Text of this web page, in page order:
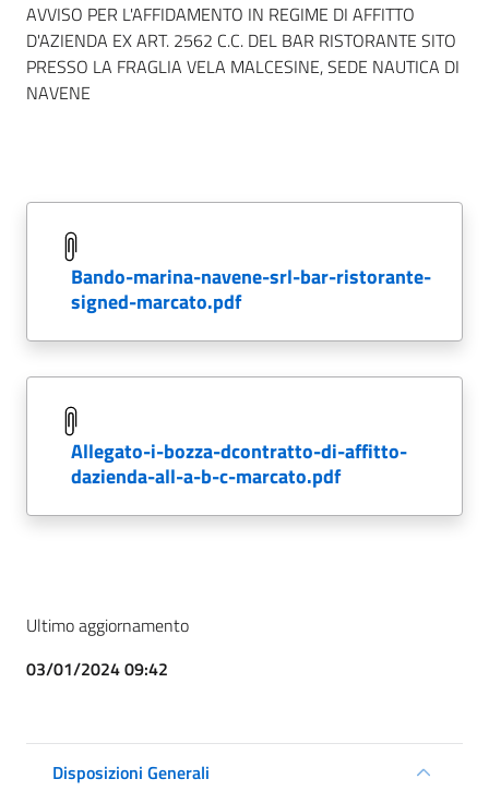
AVVISO PER L'AFFIDAMENTO IN REGIME DI AFFITTO
D'AZIENDA EX ART. 2562 C.C. DEL BAR RISTORANTE SITO
PRESSO LA FRAGLIA VELA MALCESINE, SEDE NAUTICA DI
NAVENE
bando-marina-navene-srl-bar-ristorante-
signed-marcato.pdf
allegato-i-bozza-dcontratto-di-affitto-
dazienda-all-a-b-c-marcato.pdf
Ultimo aggiornamento
03/01/2024 09:42
Disposizioni Generali